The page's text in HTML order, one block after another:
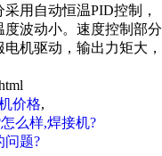
用自动恒温PID控制，
波动小。速度控制部分
机驱动，输出力矩大，
价格,
么样,焊接机?
问题?